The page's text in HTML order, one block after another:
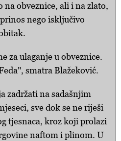
na obveznice, ali i na zlato,
nego isključivo
za ulaganje u obveznice.
smatra Blažeković.
zadržati na sadašnjim
sve dok se ne riješi
tjesnaca, kroz koji prolazi
naftom i plinom. U